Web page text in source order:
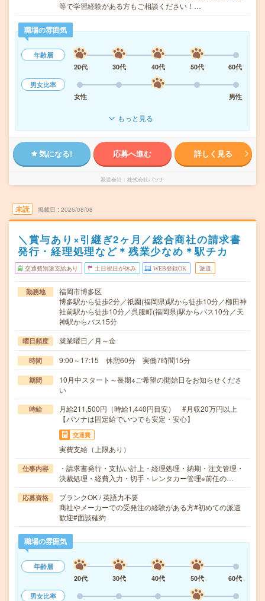
等で学習経験がある方もご相談ください！…
職場の雰囲気
年齢層
20代
30代 40代 50代
60代
男女比率
女性
男性
もっと見る
気になる! 応募へ進む 詳しく見る
派遣会社 株式会社パソナ
未読 掲載日 2026/08/08
＼賞与あり×引継ぎ2ヶ月／総合商社の請求書
発行・経理処理など＊残業少なめ＊駅チカ
交通費別途支給あり 土日祝日が休み WEB登録OK 派遣
勤務地
福岡市博多区
博多駅から徒歩2分／祇園(福岡県)駅から徒歩10分／櫛田神
社前駅から徒歩10分／呉服町(福岡県)駅からバス10分／天
神駅からバス15分
曜日頻度 就業曜日／月～金
時間 9:00～17:15 休憩60分 実働7時間15分
期間
10月中スタート～長期※ご希望の開始日をお知らせくださ
い
時給
月給211,500円（時給1,440円目安） #月収20万円以上
【パソナは固定給でいつでも安定・安心】
交通費
実費支給（上限あり）
仕事内容
・請求書発行・支払い計上・経理処理・納期・注文管理・
決裁処理・経費入力・切手・レンタカー管理※前任の…
応募資格
ブランクOK / 英語力不要
商社やメーカーでの受発注の経験がある方#初めての派遣
歓迎#面談確約
職場の雰囲気
年齢層
20代
30代 40代 50代
60代
男女比率